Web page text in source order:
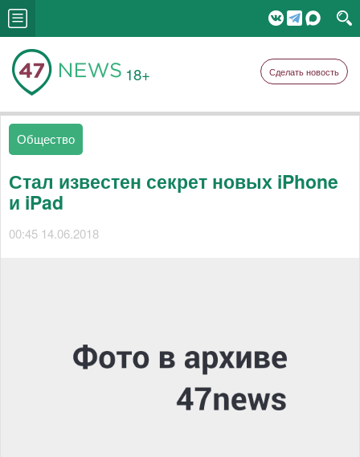
18+ Сделать новость
Общество
Стал известен секрет новых iPhone
и iPad
00:45 14.06.2018